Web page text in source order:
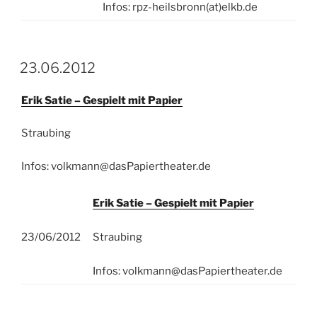
Infos: rpz-heilsbronn(at)elkb.de
23.06.2012
Erik Satie – Gespielt mit Papier
Straubing
Infos: volkmann@dasPapiertheater.de
23/06/2012
Erik Satie – Gespielt mit Papier
Straubing
Infos: volkmann@dasPapiertheater.de